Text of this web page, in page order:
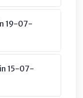
19-07-
15-07-